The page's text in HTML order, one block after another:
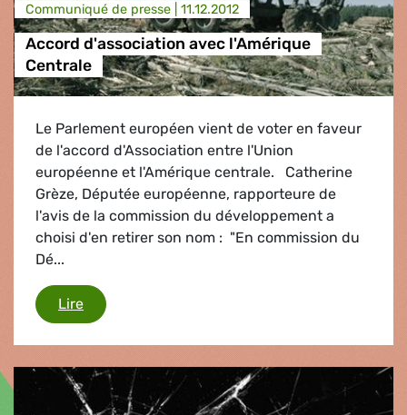
Communiqué de presse | 11.12.2012
Accord d'association avec l'Amérique
Centrale
Le Parlement européen vient de voter en faveur
de l'accord d'Association entre l'Union
européenne et l'Amérique centrale. Catherine
Grèze, Députée européenne, rapporteure de
l'avis de la commission du développement a
choisi d'en retirer son nom : "En commission du
Dé...
LireAccord d'association avec l'Amérique Centrale